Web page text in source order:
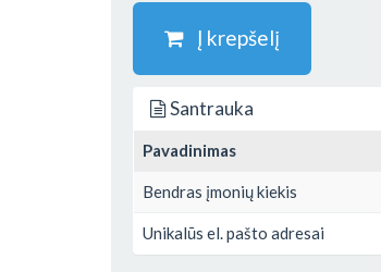
Į krepšelį
Santrauka
Pavadinimas
Bendras įmonių kiekis
Unikalūs el. pašto adresai